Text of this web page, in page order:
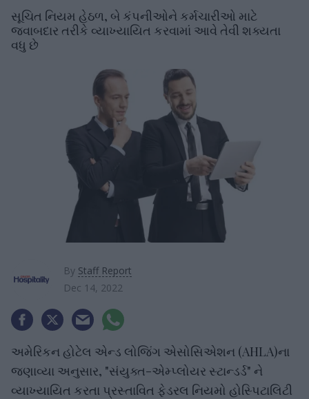
સૂચિત નિયમ હેઠળ, બે કંપનીઓને કર્મચારીઓ માટે
જવાબદાર તરીકે વ્યાખ્યાયિત કરવામાં આવે તેવી શક્યતા
વધુ છે
By Staff Report
Dec 14, 2022
અમેરિકન હોટેલ એન્ડ લોજિંગ એસોસિએશન (AHLA)ના
જણાવ્યા અનુસાર, "સંયુક્ત-એમ્પ્લોયર સ્ટાન્ડર્ડ" ને
વ્યાખ્યાયિત કરતા પ્રસ્તાવિત ફેડરલ નિયમો હોસ્પિટાલિટી